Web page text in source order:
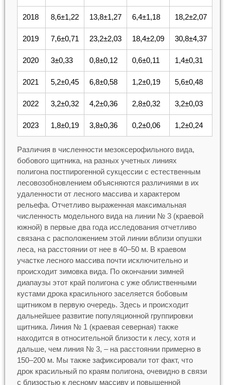
2018 8,6±1,22 13,8±1,27 6,4±1,18 18,2±2,07
2019 7,6±0,71 23,2±2,03 18,4±2,09 30,8±4,37
2020 3±0,33 0,8±0,12 0,6±0,11 1,4±0,31
2021 5,2±0,45 6,8±0,58 1,2±0,19 5,6±0,48
2022 3,2±0,32 4,2±0,36 2,8±0,32 3,2±0,03
2023 1,8±0,19 3,8±0,36 0,2±0,06 1,2±0,24
Различия в численности мезоксерофильного вида,
бобового щитника, на разных учетных линиях
полигона постпирогенной сукцессии с естественным
лесовозобновлением объясняются различиями в их
удаленности от лесного массива и характером
рельефа. Отчетливо выраженная максимальная
численность модельного вида на линии № 3 (краевой
южной) в первые два года исследования отчетливо
связана с расположением этой линии вблизи опушки
леса, на расстоянии от нее в 40–50 м. В краевом
участке лесного массива почти исключительно и
происходит зимовка вида. По окончании зимней
диапаузы этот край полигона с уже облиственными
кустами дрока красильного заселяется бобовым
щитником в первую очередь. Здесь и происходит
дальнейшее развитие популяционной группировки
щитника. Линия № 1 (краевая северная) также
находится в относительной близости к лесу, хотя и
дальше, чем линия № 3, – на расстоянии примерно в
150–200 м. Мы также зафиксировали тот факт, что
дрок красильный по краям полигона, очевидно в связи
с близостью к лесному массиву и повышенной